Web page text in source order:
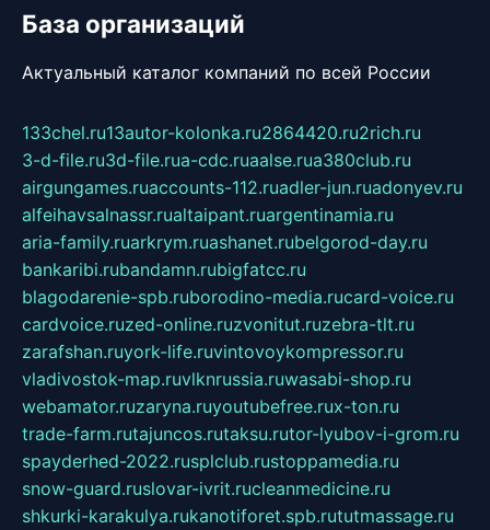
База организаций
Актуальный каталог компаний по всей России
133chel.ru13autor-kolonka.ru2864420.ru2rich.ru
3-d-file.ru3d-file.rua-cdc.ruaalse.rua380club.ru
airgungames.ruaccounts-112.ruadler-jun.ruadonyev.ru
alfeihavsalnassr.rualtaipant.ruargentinamia.ru
aria-family.ruarkrym.ruashanet.rubelgorod-day.ru
bankaribi.rubandamn.rubigfatcc.ru
blagodarenie-spb.ruborodino-media.rucard-voice.ru
cardvoice.ruzed-online.ruzvonitut.ruzebra-tlt.ru
zarafshan.ruyork-life.ruvintovoykompressor.ru
vladivostok-map.ruvlknrussia.ruwasabi-shop.ru
webamator.ruzaryna.ruyoutubefree.rux-ton.ru
trade-farm.rutajuncos.rutaksu.rutor-lyubov-i-grom.ru
spayderhed-2022.rusplclub.rustoppamedia.ru
snow-guard.ruslovar-ivrit.rucleanmedicine.ru
shkurki-karakulya.rukanotiforet.spb.rututmassage.ru